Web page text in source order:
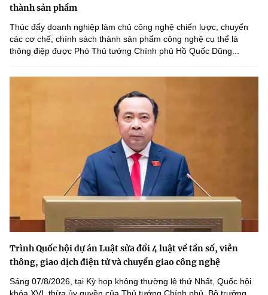
thành sản phẩm
Thúc đẩy doanh nghiệp làm chủ công nghệ chiến lược, chuyển
các cơ chế, chính sách thành sản phẩm công nghệ cụ thể là
thông điệp được Phó Thủ tướng Chính phủ Hồ Quốc Dũng...
Trình Quốc hội dự án Luật sửa đổi 4 luật về tần số, viễn
thông, giao dịch điện tử và chuyển giao công nghệ
Sáng 07/8/2026, tại Kỳ họp không thường lệ thứ Nhất, Quốc hội
khóa XVI, thừa ủy quyền của Thủ tướng Chính phủ, Bộ trưởng